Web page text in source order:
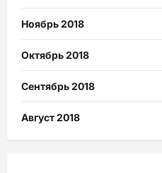
Ноябрь 2018
Октябрь 2018
Сентябрь 2018
Август 2018